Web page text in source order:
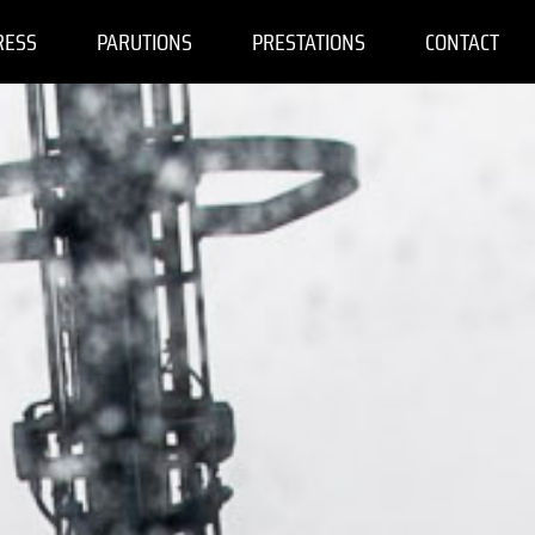
PARUTIONS PRESTATIONS CONTACT